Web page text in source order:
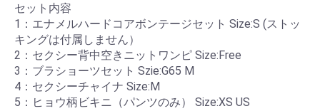
セット内容
1：エナメルハードコアボンテージセット Size:S (ストッ
キングは付属しません）
2：セクシー背中空きニットワンピ Size:Free
3：ブラショーツセット Szie:G65 M
4：セクシーチャイナ Size:M
5：ヒョウ柄ビキニ（パンツのみ） Size:XS US